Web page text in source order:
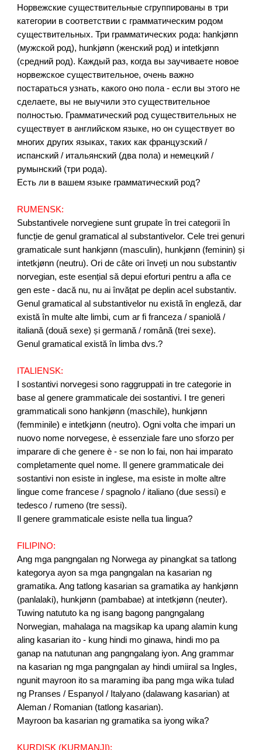
Норвежские существительные сгруппированы в три
категории в соответствии с грамматическим родом
существительных. Три грамматических рода: hankjønn
(мужской род), hunkjønn (женский род) и intetkjønn
(средний род). Каждый раз, когда вы заучиваете новое
норвежское существительное, очень важно
постараться узнать, какого оно пола - если вы этого не
сделаете, вы не выучили это существительное
полностью. Грамматический род существительных не
существует в английском языке, но он существует во
многих других языках, таких как французский /
испанский / итальянский (два пола) и немецкий /
румынский (три рода).
Есть ли в вашем языке грамматический род?
RUMENSK:
Substantivele norvegiene sunt grupate în trei categorii în
funcție de genul gramatical al substantivelor. Cele trei genuri
gramaticale sunt hankjønn (masculin), hunkjønn (feminin) și
intetkjønn (neutru). Ori de câte ori înveți un nou substantiv
norvegian, este esențial să depui eforturi pentru a afla ce
gen este - dacă nu, nu ai învățat pe deplin acel substantiv.
Genul gramatical al substantivelor nu există în engleză, dar
există în multe alte limbi, cum ar fi franceza / spaniolă /
italiană (două sexe) și germană / română (trei sexe).
Genul gramatical există în limba dvs.?
ITALIENSK:
I sostantivi norvegesi sono raggruppati in tre categorie in
base al genere grammaticale dei sostantivi. I tre generi
grammaticali sono hankjønn (maschile), hunkjønn
(femminile) e intetkjønn (neutro). Ogni volta che impari un
nuovo nome norvegese, è essenziale fare uno sforzo per
imparare di che genere è - se non lo fai, non hai imparato
completamente quel nome. Il genere grammaticale dei
sostantivi non esiste in inglese, ma esiste in molte altre
lingue come francese / spagnolo / italiano (due sessi) e
tedesco / rumeno (tre sessi).
Il genere grammaticale esiste nella tua lingua?
FILIPINO:
Ang mga pangngalan ng Norwega ay pinangkat sa tatlong
kategorya ayon sa mga pangngalan na kasarian ng
gramatika. Ang tatlong kasarian sa gramatika ay hankjønn
(panlalaki), hunkjønn (pambabae) at intetkjønn (neuter).
Tuwing natututo ka ng isang bagong pangngalang
Norwegian, mahalaga na magsikap ka upang alamin kung
aling kasarian ito - kung hindi mo ginawa, hindi mo pa
ganap na natutunan ang pangngalang iyon. Ang grammar
na kasarian ng mga pangngalan ay hindi umiiral sa Ingles,
ngunit mayroon ito sa maraming iba pang mga wika tulad
ng Pranses / Espanyol / Italyano (dalawang kasarian) at
Aleman / Romanian (tatlong kasarian).
Mayroon ba kasarian ng gramatika sa iyong wika?
KURDISK (KURMANJI):